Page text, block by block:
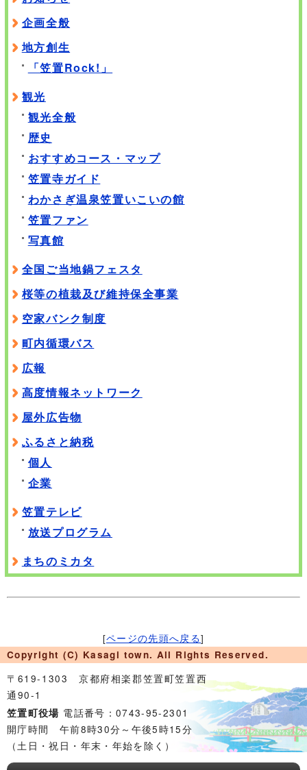
企画全般
地方創生
「笠置Rock!」
観光
観光全般
歴史
おすすめコース・マップ
笠置寺ガイド
わかさぎ温泉笠置いこいの館
笠置ファン
写真館
全国ご当地鍋フェスタ
桜等の植栽及び維持保全事業
空家バンク制度
町内循環バス
広報
高度情報ネットワーク
屋外広告物
ふるさと納税
個人
企業
笠置テレビ
放送プログラム
まちのミカタ
[ページの先頭へ戻る]
Copyright (C) Kasagi town. All Rights Reserved.
〒619-1303 京都府相楽郡笠置町笠置西
通90-1
笠置町役場 電話番号：0743-95-2301
開庁時間 午前8時30分～午後5時15分
（土日・祝日・年末・年始を除く）